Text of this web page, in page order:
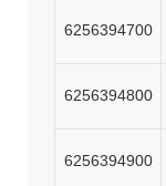
6256394700
6256394800
6256394900